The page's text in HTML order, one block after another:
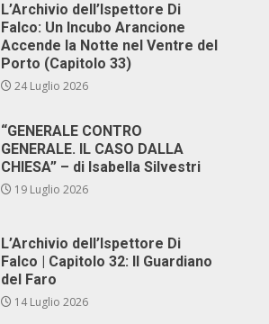
L’Archivio dell’Ispettore Di
Falco: Un Incubo Arancione
Accende la Notte nel Ventre del
Porto (Capitolo 33)
24 Luglio 2026
“GENERALE CONTRO
GENERALE. IL CASO DALLA
CHIESA” – di Isabella Silvestri
19 Luglio 2026
L’Archivio dell’Ispettore Di
Falco | Capitolo 32: Il Guardiano
del Faro
14 Luglio 2026